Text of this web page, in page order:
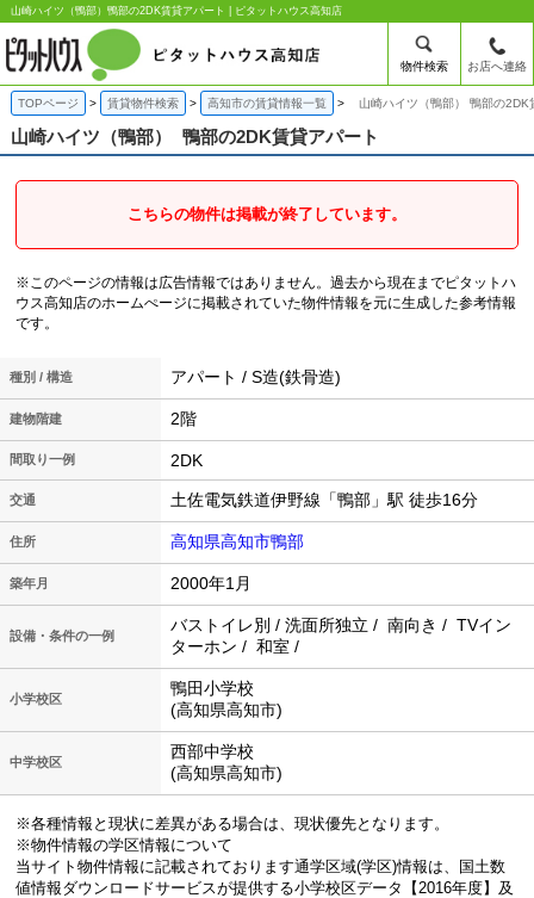
山崎ハイツ（鴨部）鴨部の2DK賃貸アパート | ピタットハウス高知店
物件検索 お店へ連絡
TOPページ 賃貸物件検索 高知市の賃貸情報一覧 山崎ハイツ（鴨部） 鴨部の2DK
山崎ハイツ（鴨部） 鴨部の2DK賃貸アパート
こちらの物件は掲載が終了しています。
※このページの情報は広告情報ではありません。過去から現在までピタットハ
ウス高知店のホームぺージに掲載されていた物件情報を元に生成した参考情報
です。
種別 / 構造 アパート / S造(鉄骨造)
建物階建 2階
間取り一例 2DK
交通 土佐電気鉄道伊野線「鴨部」駅 徒歩16分
住所 高知県高知市鴨部
築年月 2000年1月
設備・条件の一例
バストイレ別 / 洗面所独立 / 南向き / TVイン
ターホン / 和室 /
小学校区
鴨田小学校
(高知県高知市)
中学校区
西部中学校
(高知県高知市)
※各種情報と現状に差異がある場合は、現状優先となります。
※物件情報の学区情報について
当サイト物件情報に記載されております通学区域(学区)情報は、国土数
値情報ダウンロードサービスが提供する小学校区データ【2016年度】及